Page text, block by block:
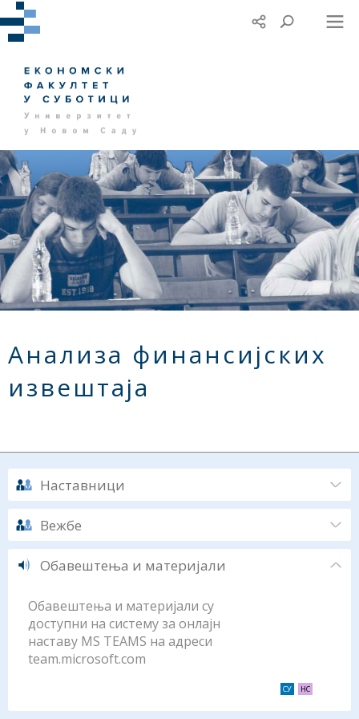
Анализа финансијских
извештаја
Наставници
Вежбе
Обавештења и материјали
Обавештења и материјали су
доступни на систему за онлајн
наставу MS TEAMS на адреси
team.microsoft.com